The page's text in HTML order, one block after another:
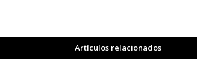
Artículos relacionados